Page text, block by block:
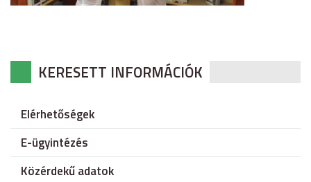
KERESETT INFORMÁCIÓK
Elérhetőségek
E-ügyintézés
Közérdekű adatok